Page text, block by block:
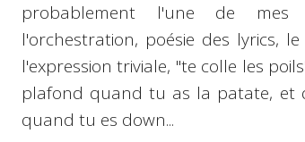
probablement l'une de mes
l'orchestration, poésie des lyrics,
l'expression triviale, "te colle les
plafond quand tu as la patate, et
quand tu es down...